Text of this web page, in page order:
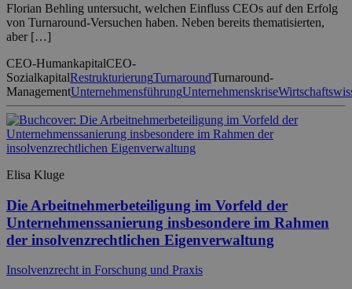
Florian Behling untersucht, welchen Einfluss CEOs auf den Erfolg
von Turnaround-Versuchen haben. Neben bereits thematisierten,
aber […]
CEO-HumankapitalCEO-
SozialkapitalRestrukturierungTurnaroundTurnaround-
ManagementUnternehmensführungUnternehmenskrise
Elisa Kluge
Die Arbeitnehmerbeteiligung im Vorfeld der
Unternehmenssanierung insbesondere im Rahmen
der insolvenzrechtlichen Eigenverwaltung
Insolvenzrecht in Forschung und Praxis